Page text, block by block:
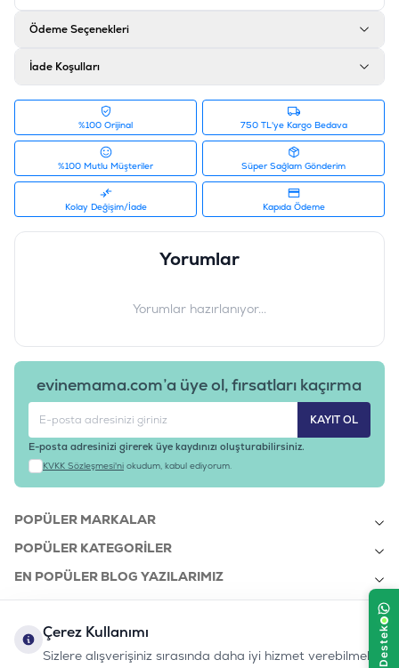
BESLENME YÖNTEMLERİ
* Açıldıktan sonra buzdolabında muhafaza edilmeli, maksimum 3
Ürün Filtreleri
Barkod
:
8005856750330
Tedarikçi Ürün Kodu
: 230-C184
Ödeme Seçenekleri
İade Koşulları
%100 Orijinal 750 TL'ye Kargo Bedava
%100 Mutlu Müşteriler Süper Sağlam Gönderim
Kolay Değişim/İade Kapıda Ödeme
Yorumlar
Yorumlar hazırlanıyor...
evinemama.com’a üye ol, fırsatları kaçırma
KAYIT OL
E-posta adresinizi girerek üye kaydınızı oluşturabilirsiniz.
KVKK Sözleşmesi'ni okudum, kabul ediyorum.
POPÜLER MARKALAR
POPÜLER KATEGORILER
EN POPÜLER BLOG YAZILARIMIZ
KURUMSAL
Çerez Kullanımı
Sizlere alışverişiniz sırasında daha iyi hizmet verebilmek